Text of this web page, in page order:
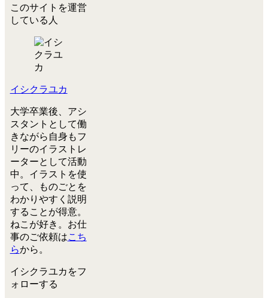
このサイトを運営
している人
イシクラユカ
大学卒業後、アシ
スタントとして働
きながら自身もフ
リーのイラストレ
ーターとして活動
中。イラストを使
って、ものごとを
わかりやすく説明
することが得意。
ねこが好き。お仕
事のご依頼はこち
らから。
イシクラユカをフ
ォローする